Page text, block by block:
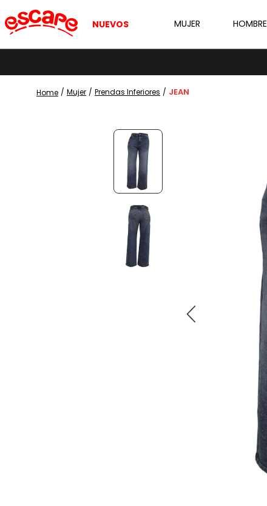
NUEVOS MUJER HOMBRE
Mujer Prendas Inferiores JEAN